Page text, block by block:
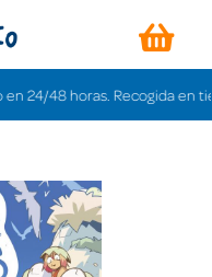
horas. Recogida en